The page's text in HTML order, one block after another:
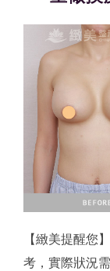
【緻美提醒您
考，實際狀況